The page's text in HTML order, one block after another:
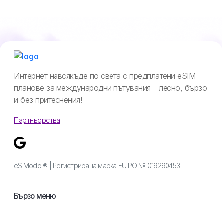
Интернет навсякъде по света с предплатени eSIM
планове за международни пътувания – лесно, бързо
и без притеснения!
Партньорства
eSIModo ® | Регистрирана марка EUIPO № 019290453
Бързо меню